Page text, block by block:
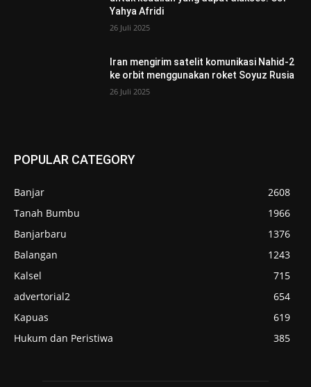
Yahya Afridi
26 Juli 2025
Iran mengirim satelit komunikasi Nahid-2
ke orbit menggunakan roket Soyuz Rusia
26 Juli 2025
POPULAR CATEGORY
Banjar
2608
Tanah Bumbu
1966
Banjarbaru
1376
Balangan
1243
Kalsel
715
advertorial2
654
Kapuas
619
Hukum dan Peristiwa
385